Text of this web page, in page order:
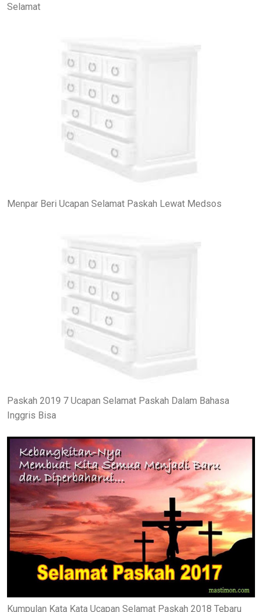
Selamat
Menpar Beri Ucapan Selamat Paskah Lewat Medsos
Paskah 2019 7 Ucapan Selamat Paskah Dalam Bahasa
Inggris Bisa
Kumpulan Kata Kata Ucapan Selamat Paskah 2018 Tebaru